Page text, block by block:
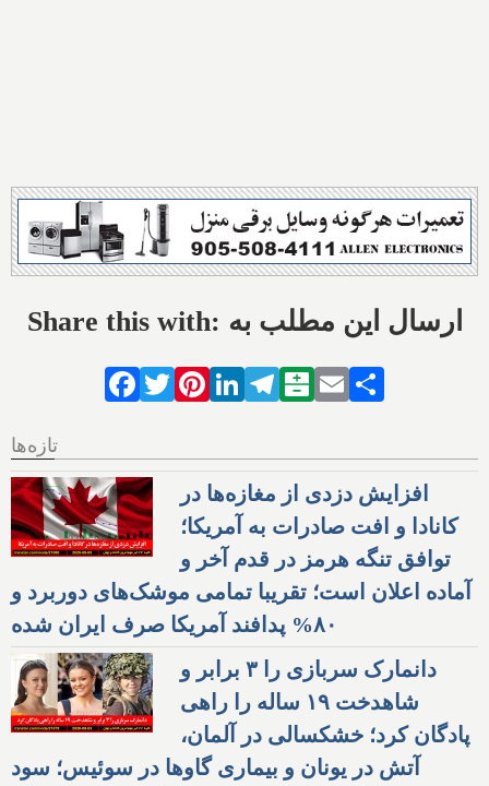
Share this with: ارسال این مطلب به
Facebook
TwitterPinterestLinkedIn
Telegram
Balatarin
Email
تازه‌ها
افزایش دزدی از مغازه‌ها در
کانادا و افت صادرات به آمریکا؛
توافق تنگه هرمز در قدم آخر و
آماده اعلان است؛ تقریبا تمامی موشک‌های دوربرد و
۸۰% پدافند آمریکا صرف ایران شده
دانمارک سربازی را ۳ برابر و
شاهدخت ۱۹ ساله را راهی
پادگان کرد؛ خشکسالی در آلمان،
آتش در یونان و بیماری گاوها در سوئیس؛ سود